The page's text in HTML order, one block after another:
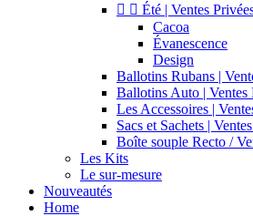
  Été | Ventes
Cacoa
Évanescence
Design
Ballotins Rubans |
Ballotins Auto | Ventes
Les Accessoires |
Sacs et Sachets |
Boîte souple Recto /
Les Kits
Le sur-mesure
Nouveautés
Home